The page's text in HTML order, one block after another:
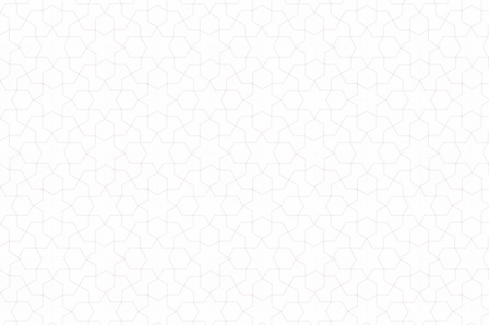
Женский спортивный костюм с шапкой
610.00грн.
Модный спортивный костюм женский ангора